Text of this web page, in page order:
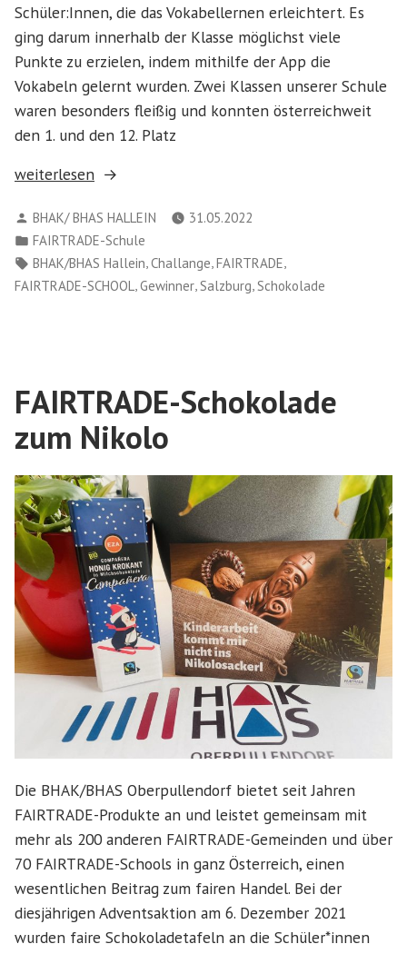
Schüler:Innen, die das Vokabellernen erleichtert. Es
ging darum innerhalb der Klasse möglichst viele
Punkte zu erzielen, indem mithilfe der App die
Vokabeln gelernt wurden. Zwei Klassen unserer Schule
waren besonders fleißig und konnten österreichweit
den 1. und den 12. Platz
„Fairtrade
für
die
Gewinner
der
weiterlesen
Verfasst
von
BHAK/ BHAS HALLEIN
31.05.2022
Veröffentlicht
in
FAIRTRADE-Schule
Schlagwörter:
BHAK/BHAS Hallein,Challange,FAIRTRADE,
FAIRTRADE-SCHOOL,Gewinner,Salzburg,Schokolade
FAIRTRADE-Schokolade
zum Nikolo
Die BHAK/BHAS Oberpullendorf bietet seit Jahren
FAIRTRADE-Produkte an und leistet gemeinsam mit
mehr als 200 anderen FAIRTRADE-Gemeinden und über
70 FAIRTRADE-Schools in ganz Österreich, einen
wesentlichen Beitrag zum fairen Handel. Bei der
diesjährigen Adventsaktion am 6. Dezember 2021
wurden faire Schokoladetafeln an die Schüler*innen